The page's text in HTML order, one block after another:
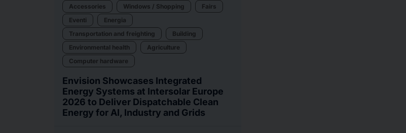
Accessories Windows / Shopping
Fairs
Eventi
Energia
Transportation and freighting
Building
Environmental health
Agriculture
Computer hardware
Envision Showcases Integrated
Energy Systems at Intersolar Europe
2026 to Deliver Dispatchable Clean
Energy for AI, Industry and Grids